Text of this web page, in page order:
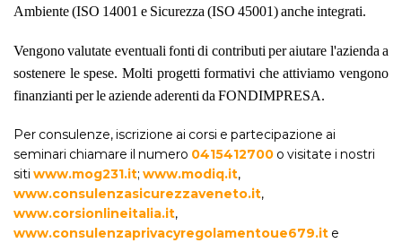
Ambiente (ISO 14001 e Sicurezza (ISO 45001) anche integrati.
Vengono valutate eventuali fonti di contributi per aiutare l'azienda a
sostenere le spese. Molti progetti formativi che attiviamo vengono
finanzianti per le aziende aderenti da FONDIMPRESA.
Per consulenze, iscrizione ai corsi e partecipazione ai
seminari chiamare il numero 0415412700 o visitate i nostri
siti www.mog231.it; www.modiq.it,
www.consulenzasicurezzaveneto.it,
www.corsionlineitalia.it,
www.consulenzaprivacyregolamentoue679.it e